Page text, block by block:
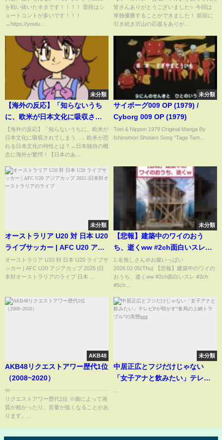
を戦い抜いたネタです！！！！ 普段はシ
ョートコントが多いです！！！
→https://youtu...
ー合唱バトル #ミリオン再生合唱
団 #フジテレビ
皆さんありがとうございました✨ 今回は
単独優勝することができました！ 前回に
引き続き沢山の応援をありが...
未分類
【海外の反応】「知らないうち
に、欧米が日本文化に吸収され
てしまう…」欧米が恐れる日本
文化の特性とは？→日本独自の
概念に海外が驚愕！【日本のあ
【海外の反応】「知らないうちに、欧米が
日本文化に吸収されてしまう…」欧米が恐
れる日本文化の特性とは？→日本独自の概
念に海外が驚愕！【日本のあ...
未分類
サイボーグ009 OP (1979) /
Cyborg 009 OP (1979)
Toei & Nippon 1979 Original Manga By
Ishinomori Shotaro Song "Taga Tam...
未分類
オーストラリア U20 対 日本 U20
ライブサッカー | AFC U20 アジ
アカップ 2025 |日本対オースト
ラリアのライブ
オーストラリア U20 対 日本 U20 ライブサ
ッカー | AFC U20 アジアカップ 2025 |日
本対オーストラリアのライブ 日本 ...
未分類
【悲報】建築中のワイのおう
ち、逝くww #2ch面白いスレ
#2ch #5ch #shorts
1:名無しさん＠お腹いっぱい
2026.02.05(Thu) 【悲報】建築中のワイの
おうち、逝くww #2ch面白いスレ #2ch
#5ch ...
AKB48
AKB48リクエストアワー歴代1位
（2008~2020）
୨୧┈┈┈┈┈┈┈┈┈┈┈┈┈┈┈┈┈┈୨୧AKB48
リクエストアワー歴代1位 ※曲によって画
質が粗かったり、音量が低くなることがあ
ります。...
未分類
中居正広とフジだけじゃない
「女子アナと飲みたい」テレビP